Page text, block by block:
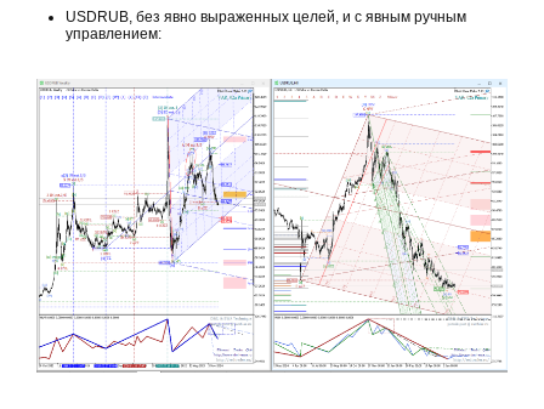
USDRUB, без явно выраженных целей, и с явным ручным
управлением: